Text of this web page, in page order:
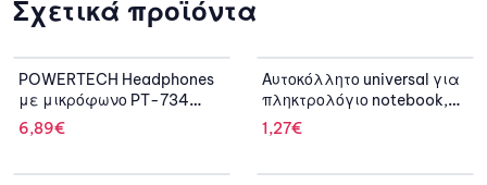
Σχετικά προϊόντα
OUT OF STOCK
POWERTECH Headphones
με μικρόφωνο PT-734
105dB, 40mm, 3.5mm, 1.8m,
μαύρο
6,89€
OUT OF STOCK
Αυτοκόλλητο universal για
πληκτρολόγιο notebook,
Black (0.11mm)
1,27€